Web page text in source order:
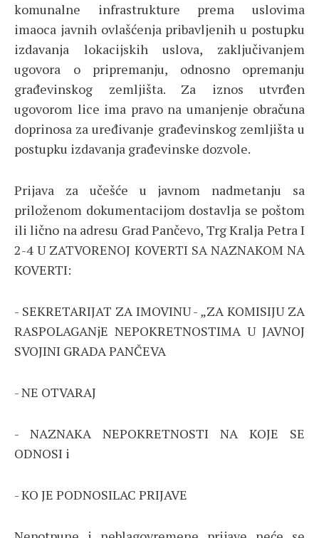
komunalne infrastrukture prema uslovima
imaoca javnih ovlašćenja pribavljenih u postupku
izdavanja lokacijskih uslova, zaključivanjem
ugovora o pripremanju, odnosno opremanju
građevinskog zemljišta. Za iznos utvrđen
ugovorom lice ima pravo na umanjenje obračuna
doprinosa za uređivanje građevinskog zemljišta u
postupku izdavanja građevinske dozvole.
Prijava za učešće u javnom nadmetanju sa
priloženom dokumentacijom dostavlja se poštom
ili lično na adresu Grad Pančevo, Trg Kralja Petra I
2-4 U ZATVORENOJ KOVERTI SA NAZNAKOM NA
KOVERTI:
- SEKRETARIJAT ZA IMOVINU - „ZA KOMISIJU ZA
RASPOLAGANjE NEPOKRETNOSTIMA U JAVNOJ
SVOJINI GRADA PANČEVA
- NE OTVARAJ
- NAZNAKA NEPOKRETNOSTI NA KOJE SE
ODNOSI i
- KO JE PODNOSILAC PRIJAVE